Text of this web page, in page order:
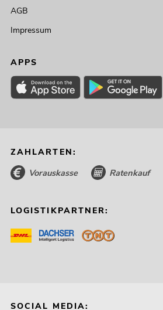
AGB
Impressum
APPS
ZAHLARTEN:
Vorauskasse Ratenkauf
LOGISTIKPARTNER:
SOCIAL MEDIA: